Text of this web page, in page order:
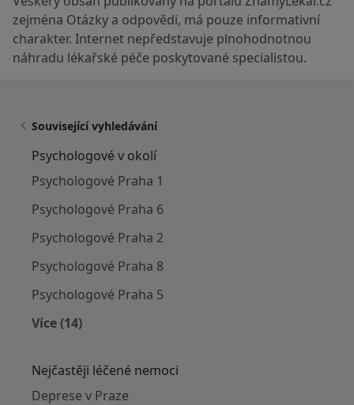
zejména Otázky a odpovědi, má pouze informativní
charakter. Internet nepředstavuje plnohodnotnou
náhradu lékařské péče poskytované specialistou.
Související vyhledávání
Psychologové v okolí
Psychologové Praha 1
Psychologové Praha 6
Psychologové Praha 2
Psychologové Praha 8
Psychologové Praha 5
Více (14)
Nejčastěji léčené nemoci
Deprese v Praze